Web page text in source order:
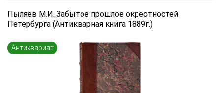
Пыляев М.И. Забытое прошлое окрестностей
Петербурга (Антикварная книга 1889г.)
Антиквариат